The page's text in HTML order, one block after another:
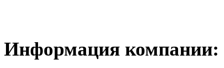
Информация компании: